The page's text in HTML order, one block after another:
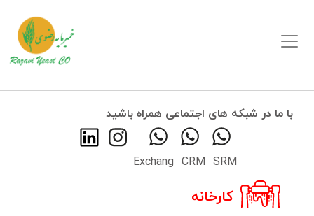
با ما در شبکه های اجتماعی همراه باشید
SRM
CRM
Exchang
کارخانه